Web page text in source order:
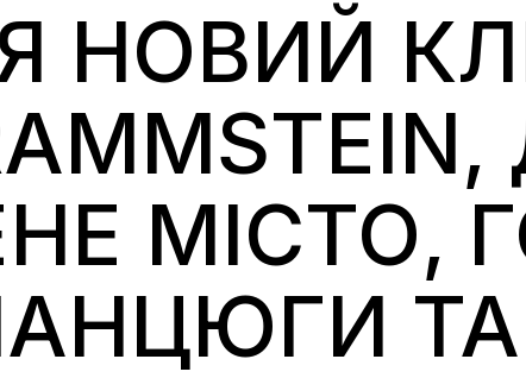
НОВИЙ
МІСТО,
ТА